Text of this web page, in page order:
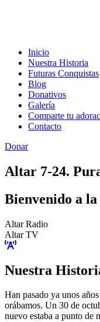
Inicio
Nuestra Historia
Futuras Conquistas
Blog
Donativos
Galería
Comparte tu
Contacto
Donar
Altar 7-24.
Bienvenido a
Altar Radio
Altar TV
Nuestra
Han pasado ya unos
orábamos. Un 30 de
nuevo estaba a punto de